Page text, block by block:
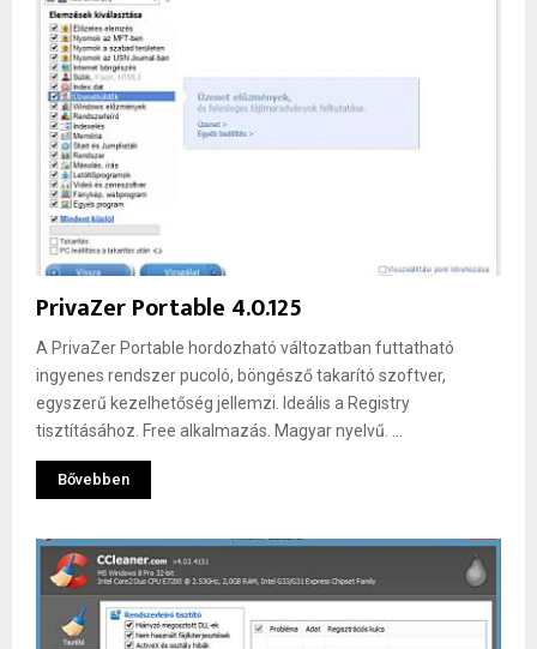
PrivaZer Portable 4.0.125
A PrivaZer Portable hordozható változatban futtatható
ingyenes rendszer pucoló, böngésző takarító szoftver,
egyszerű kezelhetőség jellemzi. Ideális a Registry
tisztításához. Free alkalmazás. Magyar nyelvű. ...
Bővebben